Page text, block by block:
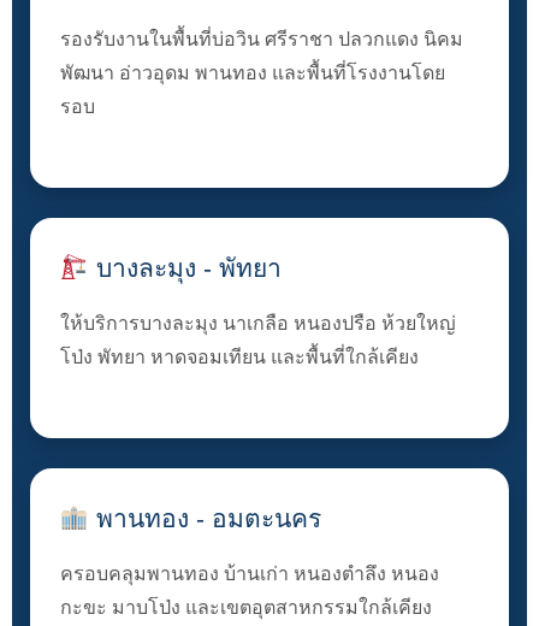
รองรับงานในพื้นที่บ่อวิน ศรีราชา ปลวกแดง นิคม
พัฒนา อ่าวอุดม พานทอง และพื้นที่โรงงานโดย
รอบ
บางละมุง - พัทยา
ให้บริการบางละมุง นาเกลือ หนองปรือ ห้วยใหญ่
โป่ง พัทยา หาดจอมเทียน และพื้นที่ใกล้เคียง
พานทอง - อมตะนคร
ครอบคลุมพานทอง บ้านเก่า หนองตำลึง หนอง
กะขะ มาบโป่ง และเขตอุตสาหกรรมใกล้เคียง